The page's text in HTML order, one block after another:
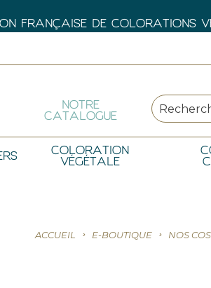
FRANÇAISE DE COLORATIONS
NOTRE
CATALOGUE
COLORATION
VÉGÉTALE
ACCUEIL E-BOUTIQUE NOS